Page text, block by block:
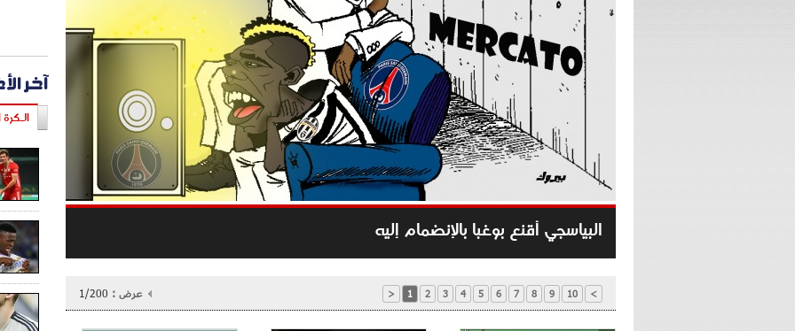
البياسجي أقنع بوغبا بالإنضمام إليه
< 1 2 3 4 5 6 7 8 9 10 > عرض : 1/200
آخر
الـكرة